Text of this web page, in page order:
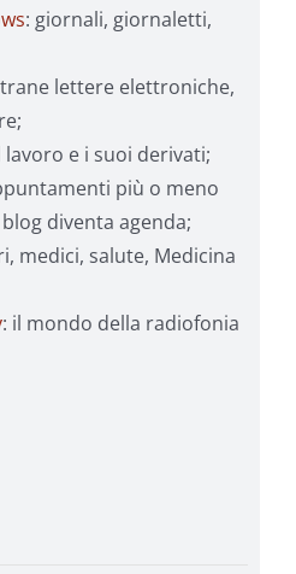
: giornali, giornaletti,
lettere elettroniche,
lavoro e i suoi derivati;
più o meno
diventa agenda;
medici, salute, Medicina
: il mondo della radiofonia